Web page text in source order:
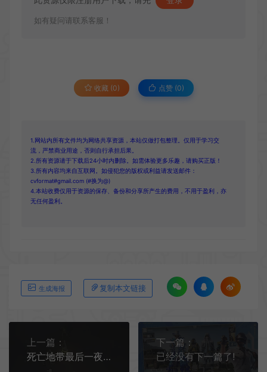
如有疑问请联系客服！
收藏 (0) 点赞 (0)
1.网站内所有文件均为网络共享资源，本站仅做打包整理。仅用于学习交
流，严禁商业用途，否则自行承担后果。
2.所有资源请于下载后24小时内删除。如需体验更多乐趣，请购买正版！
3.所有内容均来自互联网。如侵犯您的版权或利益请发送邮件：
cvformat#gmail.com (#换为@)
4.本站收费仅用于资源的保存、备份和分享所产生的费用，不用于盈利，亦
无任何盈利。
生成海报 复制本文链接
上一篇：
死亡地带最后一夜手机游戏[Android][v1.0.5]
下一篇：
已经没有下一篇了!